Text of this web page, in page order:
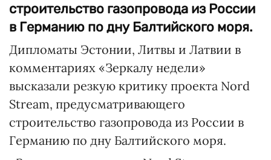
строительство газопровода из России
в Германию по дну Балтийского моря.
Дипломаты Эстонии, Литвы и Латвии в
комментариях «Зеркалу недели»
высказали резкую критику проекта Nord
Stream, предусматривающего
строительство газопровода из России в
Германию по дну Балтийского моря.